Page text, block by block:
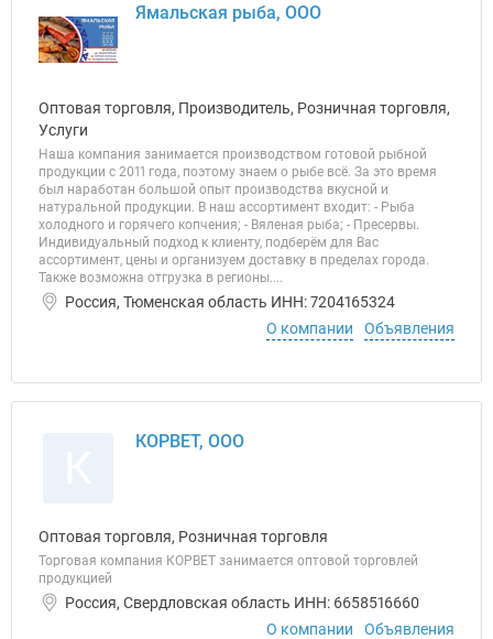
Ямальская рыба, ООО
Оптовая торговля, Производитель, Розничная торговля,
Услуги
Наша компания занимается производством готовой рыбной
продукции с 2011 года, поэтому знаем о рыбе всё. За это время
был наработан большой опыт производства вкусной и
натуральной продукции. В наш ассортимент входит: - Рыба
холодного и горячего копчения; - Вяленая рыба; - Пресервы.
Индивидуальный подход к клиенту, подберём для Вас
ассортимент, цены и организуем доставку в пределах города.
Также возможна отгрузка в регионы....
Россия, Тюменская область ИНН: 7204165324
О компании
Объявления
КОРВЕТ, ООО
Оптовая торговля, Розничная торговля
Торговая компания КОРВЕТ занимается оптовой торговлей
продукцией
Россия, Свердловская область ИНН: 6658516660
О компании
Объявления